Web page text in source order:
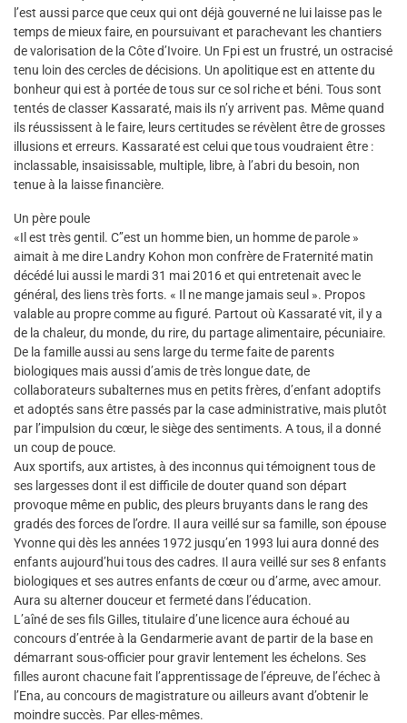
l’est aussi parce que ceux qui ont déjà gouverné ne lui laisse pas le
temps de mieux faire, en poursuivant et parachevant les chantiers
de valorisation de la Côte d’Ivoire. Un Fpi est un frustré, un ostracisé
tenu loin des cercles de décisions. Un apolitique est en attente du
bonheur qui est à portée de tous sur ce sol riche et béni. Tous sont
tentés de classer Kassaraté, mais ils n’y arrivent pas. Même quand
ils réussissent à le faire, leurs certitudes se révèlent être de grosses
illusions et erreurs. Kassaraté est celui que tous voudraient être :
inclassable, insaisissable, multiple, libre, à l’abri du besoin, non
tenue à la laisse financière.
Un père poule
«Il est très gentil. C’’est un homme bien, un homme de parole »
aimait à me dire Landry Kohon mon confrère de Fraternité matin
décédé lui aussi le mardi 31 mai 2016 et qui entretenait avec le
général, des liens très forts. « Il ne mange jamais seul ». Propos
valable au propre comme au figuré. Partout où Kassaraté vit, il y a
de la chaleur, du monde, du rire, du partage alimentaire, pécuniaire.
De la famille aussi au sens large du terme faite de parents
biologiques mais aussi d’amis de très longue date, de
collaborateurs subalternes mus en petits frères, d’enfant adoptifs
et adoptés sans être passés par la case administrative, mais plutôt
par l’impulsion du cœur, le siège des sentiments. A tous, il a donné
un coup de pouce.
Aux sportifs, aux artistes, à des inconnus qui témoignent tous de
ses largesses dont il est difficile de douter quand son départ
provoque même en public, des pleurs bruyants dans le rang des
gradés des forces de l’ordre. Il aura veillé sur sa famille, son épouse
Yvonne qui dès les années 1972 jusqu’en 1993 lui aura donné des
enfants aujourd’hui tous des cadres. Il aura veillé sur ses 8 enfants
biologiques et ses autres enfants de cœur ou d’arme, avec amour.
Aura su alterner douceur et fermeté dans l’éducation.
L’aîné de ses fils Gilles, titulaire d’une licence aura échoué au
concours d’entrée à la Gendarmerie avant de partir de la base en
démarrant sous-officier pour gravir lentement les échelons. Ses
filles auront chacune fait l’apprentissage de l’épreuve, de l’échec à
l’Ena, au concours de magistrature ou ailleurs avant d’obtenir le
moindre succès. Par elles-mêmes.